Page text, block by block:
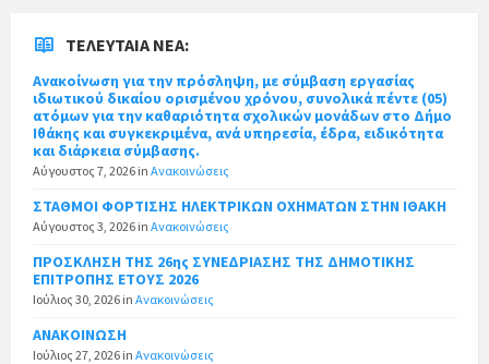
ΤΕΛΕΥΤΑΊΑ ΝΈΑ:
Ανακοίνωση για την πρόσληψη, με σύμβαση εργασίας
ιδιωτικού δικαίου ορισμένου χρόνου, συνολικά πέντε (05)
ατόμων για την καθαριότητα σχολικών μονάδων στο Δήμο
Ιθάκης και συγκεκριμένα, ανά υπηρεσία, έδρα, ειδικότητα
και διάρκεια σύμβασης.
Αύγουστος 7, 2026 in Ανακοινώσεις
ΣΤΑΘΜΟΙ ΦΟΡΤΙΣΗΣ ΗΛΕΚΤΡΙΚΩΝ ΟΧΗΜΑΤΩΝ ΣΤΗΝ ΙΘΑΚΗ
Αύγουστος 3, 2026 in Ανακοινώσεις
ΠΡΟΣΚΛΗΣΗ ΤΗΣ 26ης ΣΥΝΕΔΡΙΑΣΗΣ ΤΗΣ ΔΗΜΟΤΙΚΗΣ
ΕΠΙΤΡΟΠΗΣ ΕΤΟΥΣ 2026
Ιούλιος 30, 2026 in Ανακοινώσεις
ΑΝΑΚΟΙΝΩΣΗ
Ιούλιος 27, 2026 in Ανακοινώσεις